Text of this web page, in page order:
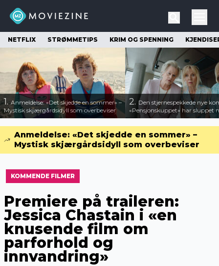
NETFLIX STRØMMETIPS KRIM OG SPENNING
1.Anmeldelse: «Det skjedde en sommer» –
Mystisk skjærgårdsidyll som overbeviser
2. Den stjernespekkede nye
«Pensjonskuppet» har sluppet
Anmeldelse: «Det skjedde en sommer» –
Mystisk skjærgårdsidyll som overbeviser
KOMMENDE FILMER
Premiere på traileren:
Jessica Chastain i «en
knusende film om
parforhold og
innvandring»